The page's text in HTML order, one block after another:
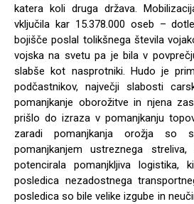
katera koli druga država.
vključila kar 15.378.000 oseb –
bojišče poslal tolikšnega števila
vojska na svetu pa je bila v
slabše kot nasprotniki. Hudo je
podčastnikov, največji slabosti
pomanjkanje oborožitve in njena
prišlo do izraza v pomanjkanju
zaradi pomanjkanja orožja so
pomanjkanjem ustreznega
potencirala pomanjkljiva
posledica nezadostnega
posledica so bile velike izgube in